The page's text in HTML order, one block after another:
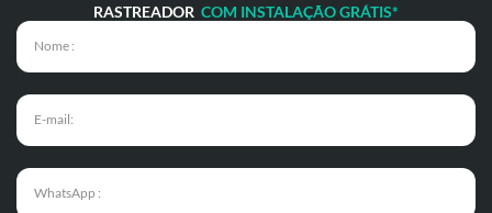
RASTREADOR COM INSTALAÇÃO GRÁTIS*